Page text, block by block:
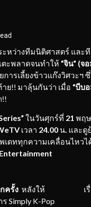
หว่างทีมนิติศาสตร์ และ
ตะพลาดจนทำให้ “จิน” (จ
รเลี้ยงข้าวแก๊งวิศวะฯ
ย!! มาลุ้นกันว่า เมื่อ “บีบ
ในวันศุกร์ที่ 21 พฤ
เวลา 24.00 น. และดู
เดททุกความเคลื่อนไหวไ
Entertainment
ครั้ง หลังให้
Simply K-Pop
เ